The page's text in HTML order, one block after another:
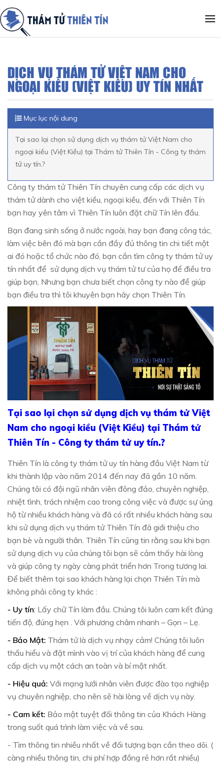
DỊCH VỤ THÁM TỬ VIỆT NAM CHO
NGOẠI KIỀU (VIỆT KIỀU) UY TÍN NHẤT
Mục lục nội dung
Tại sao lại chọn sử dụng dịch vụ thám tử Việt Nam cho
ngoại kiều (Việt Kiều) tại Thám tử Thiên Tín - Công ty thám
tử uy tín.?
Công ty thám tử Thiên Tín chuyên cung cấp các dịch vụ
thám tử dành cho việt kiều, ngoại kiều, đến với Thiên Tín
bạn hay yên tâm vì Thiên Tín luôn đặt chữ Tín lên đầu.
Bạn đang sinh sống ở nước ngoài, hay bạn đang công tác,
làm việc bên đó mà bạn cần đầy đủ thông tin chi tiết một
ai đó hoặc tổ chức nào đó, bạn cần tìm công ty thám tử uy
tín nhất để sử dụng dịch vụ thám tử tư của họ để điều tra
giúp bạn, Nhưng bạn chưa biết chọn công ty nào để giúp
bạn điều tra thì tôi khuyên bạn hãy chọn Thiên Tín.
Tại sao lại chọn sử dụng dịch vụ thám tử Việt
Nam cho ngoại kiều (Việt Kiều) tại Thám tử
Thiên Tín - Công ty thám tử uy tín.?
Thiên Tín là công ty thám tử uy tín hàng đầu Việt Nam từ
khi thành lập vào năm 2014 đến nay đã gần 10 năm.
Chúng tôi có đội ngũ nhân viên đông đảo, chuyên nghiệp,
nhiệt tình, trách nhiệm cao trong công việc và được sự ủng
hộ từ nhiều khách hàng và đã có rất nhiều khách hàng sau
khi sử dụng dịch vụ thám tử Thiên Tín đã giới thiệu cho
bạn bè và người thân. Thiên Tín cũng tin rằng sau khi bạn
sử dụng dịch vụ của chúng tôi bạn sẽ cảm thấy hài lòng
và giúp công ty ngày càng phát triển hơn Trong tương lai.
Để biết thêm tại sao khách hàng lại chọn Thiên Tín mà
không phải công ty khác :
- Uy tín: Lấy chữ Tín làm đầu. Chúng tôi luôn cam kết đúng
tiến độ, đúng hẹn . Với phương châm nhanh – Gọn – Lẹ.
- Bảo Mật: Thám tử là dịch vụ nhạy cảm! Chúng tôi luôn
thấu hiểu và đặt mình vào vị trí của khách hàng để cung
cấp dịch vụ một cách an toàn và bí mật nhất.
- Hiệu quả: Với mạng lưới nhân viên được đào tạo nghiệp
vụ chuyên nghiệp, cho nên sẽ hài lòng về dịch vụ này.
- Cam kết: Bảo mật tuyệt đối thông tin của Khách Hàng
trong suốt quá trình làm việc và về sau.
- Tìm thông tin nhiều nhất về đối tượng bạn cần theo dõi. (
càng nhiều thông tin, chi phí hợp đồng rẻ hơn rất nhiều)